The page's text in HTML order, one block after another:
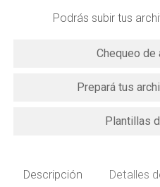
Podrás subir tus
Chequeo de
Prepará tus
Plantillas
Descripción Detalles